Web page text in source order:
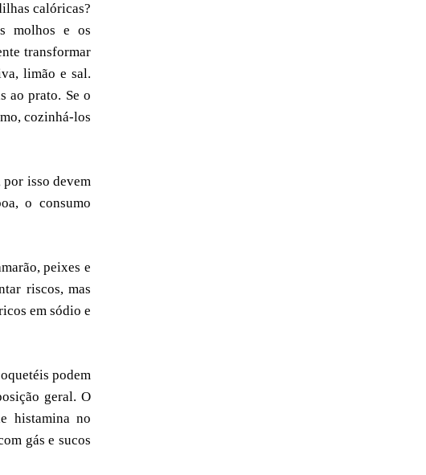
calóricas?
molhos e os
transformar
limão e sal.
ao prato. Se o
cozinhá-los
por isso devem
o consumo
peixes e
riscos, mas
em sódio e
podem
geral. O
histamina no
gás e sucos